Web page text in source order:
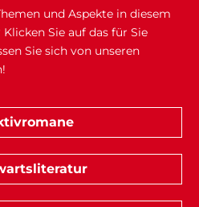
und Aspekte in diesem
Sie auf das für Sie
Sie sich von unseren